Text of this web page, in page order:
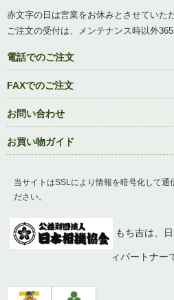
赤文字の日は営業をお休みとさせていた
ご注文の受付は、メンテナンス時以外
電話でのご注文
FAXでのご注文
お問い合わせ
お買い物ガイド
当サイトはSSLにより情報を暗号化して通
ださい。
もち吉は、
ィパートナー